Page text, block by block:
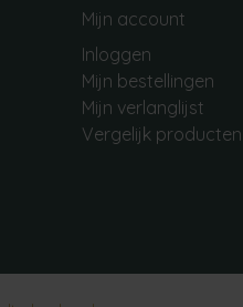
Mijn account
Inloggen
Mijn bestellingen
Mijn verlanglijst
Vergelijk producten